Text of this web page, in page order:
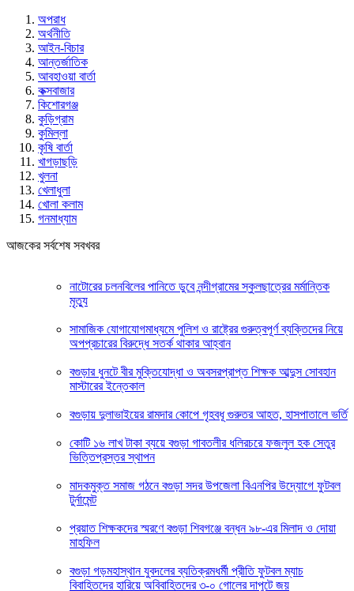
অপরাধ
অর্থনীতি
আইন-বিচার
আন্তর্জাতিক
আবহাওয়া বার্তা
কক্সবাজার
কিশোরগঞ্জ
কুড়িগ্রাম
কুমিল্লা
কৃষি বার্তা
খাগড়াছড়ি
খুলনা
খেলাধুলা
খোলা কলাম
গনমাধ্যাম
আজকের সর্বশেষ সবখবর
নাটোরের চলনবিলের পানিতে ডুবে নন্দীগ্রামের স্কুলছাত্রের মর্মান্তিক
মৃত্যু
সামাজিক যোগাযোগমাধ্যমে পুলিশ ও রাষ্ট্রের গুরুত্বপূর্ণ ব্যক্তিদের নিয়ে
অপপ্রচারের বিরুদ্ধে সতর্ক থাকার আহ্বান
বগুড়ার ধুনটে বীর মুক্তিযোদ্ধা ও অবসরপ্রাপ্ত শিক্ষক আব্দুস সোবহান
মাস্টারের ইন্তেকাল
বগুড়ায় দুলাভাইয়ের রামদার কোপে গৃহবধূ গুরুতর আহত, হাসপাতালে ভর্তি
কোটি ১৬ লাখ টাকা ব্যয়ে বগুড়া গাবতলীর ধলিরচরে ফজলুল হক সেতুর
ভিত্তিপ্রস্তর স্থাপন
মাদকমুক্ত সমাজ গঠনে বগুড়া সদর উপজেলা বিএনপির উদ্যোগে ফুটবল
টুর্নামেন্ট
প্রয়াত শিক্ষকদের স্মরণে বগুড়া শিবগঞ্জে বন্ধন ৯৮-এর মিলাদ ও দোয়া
মাহফিল
বগুড়া গড়মহাস্থান যুবদলের ব্যতিক্রমধর্মী প্রীতি ফুটবল ম্যাচ
বিবাহিতদের হারিয়ে অবিবাহিতদের ৩-০ গোলের দাপুটে জয়